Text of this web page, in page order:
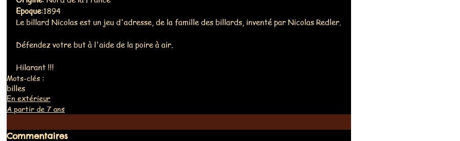
Epoque:1894
Le billard Nicolas est un jeu d'adresse, de la famille des billards, inventé par Nicolas Redler.
Défendez votre but à l'aide de la poire à air.
Hilarant !!!
Mots-clés :
billes
En extérieur
A partir de 7 ans
Commentaires